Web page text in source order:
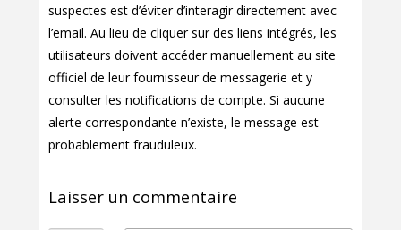
suspectes est d’éviter d’interagir directement avec
l’email. Au lieu de cliquer sur des liens intégrés, les
utilisateurs doivent accéder manuellement au site
officiel de leur fournisseur de messagerie et y
consulter les notifications de compte. Si aucune
alerte correspondante n’existe, le message est
probablement frauduleux.
Laisser un commentaire